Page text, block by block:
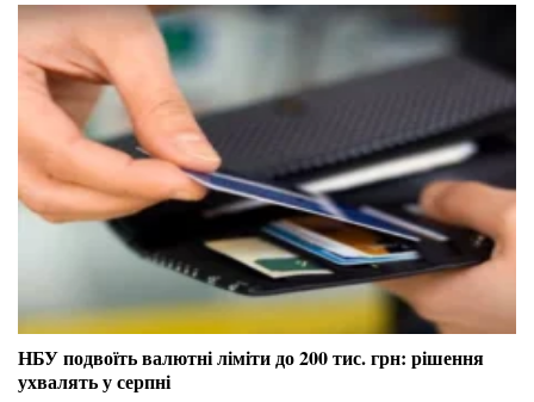
НБУ подвоїть валютні ліміти до 200 тис. грн: рішення
ухвалять у серпні